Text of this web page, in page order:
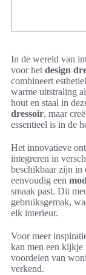
In de wereld van
voor het design
combineert
warme uitstraling
hout en staal in
dressoir, maar
essentieel is in de
Het innovatieve
integreren in
beschikbaar zijn in
eenvoudig een
smaak past. Dit
gebruiksgemak,
elk interieur.
Voor meer
kan men een kijkje
voordelen van
verkend.